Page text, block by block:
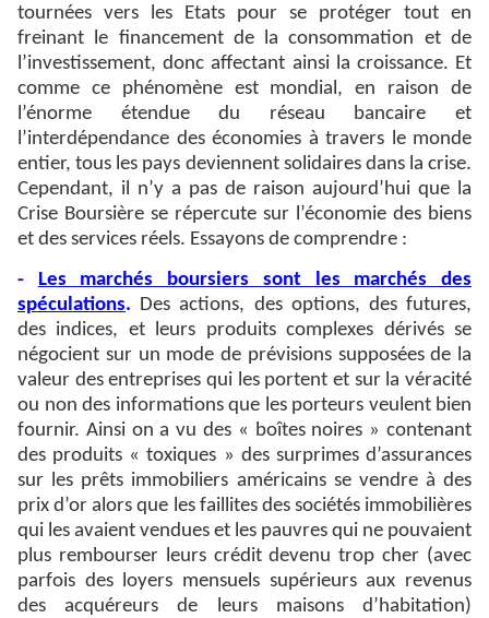
tournées vers les Etats pour se protéger tout en
freinant le financement de la consommation et de
l’investissement, donc affectant ainsi la croissance. Et
comme ce phénomène est mondial, en raison de
l’énorme étendue du réseau bancaire et
l’interdépendance des économies à travers le monde
entier, tous les pays deviennent solidaires dans la crise.
Cependant, il n’y a pas de raison aujourd’hui que la
Crise Boursière se répercute sur l’économie des biens
et des services réels. Essayons de comprendre :
-
Les marchés boursiers sont les marchés des
spéculations. Des actions, des options, des futures,
des indices, et leurs produits complexes dérivés se
négocient sur un mode de prévisions supposées de la
valeur des entreprises qui les portent et sur la véracité
ou non des informations que les porteurs veulent bien
fournir. Ainsi on a vu des « boîtes noires » contenant
des produits « toxiques » des surprimes d’assurances
sur les prêts immobiliers américains se vendre à des
prix d’or alors que les faillites des sociétés immobilières
qui les avaient vendues et les pauvres qui ne pouvaient
plus rembourser leurs crédit devenu trop cher (avec
parfois des loyers mensuels supérieurs aux revenus
des acquéreurs de leurs maisons d’habitation)